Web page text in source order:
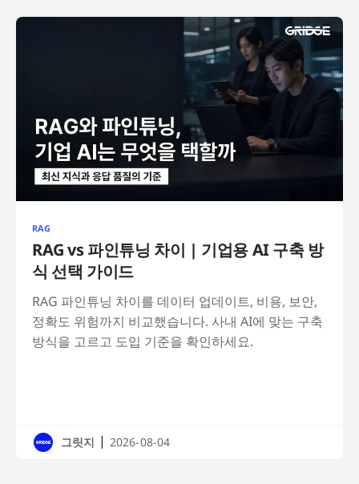
RAG
RAG vs 파인튜닝 차이 | 기업용 AI 구축 방
식 선택 가이드
RAG 파인튜닝 차이를 데이터 업데이트, 비용, 보안,
정확도 위험까지 비교했습니다. 사내 AI에 맞는 구축
방식을 고르고 도입 기준을 확인하세요.
그릿지 | 2026-08-04